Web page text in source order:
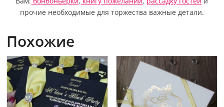
прочие необходимые для торжества важные детали.
Похожие